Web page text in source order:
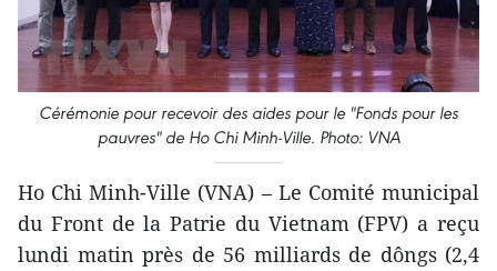
Cérémonie pour recevoir des aides pour le "Fonds pour les
pauvres" de Ho Chi Minh-Ville. Photo: VNA
Ho Chi Minh-Ville (VNA) – Le Comité municipal
du Front de la Patrie du Vietnam (FPV) a reçu
lundi matin près de 56 milliards de dôngs (2,4